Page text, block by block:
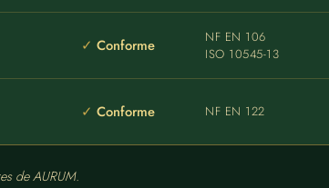
Conforme
NF EN 106
ISO 10545-13
Conforme NF EN 122
de AURUM.